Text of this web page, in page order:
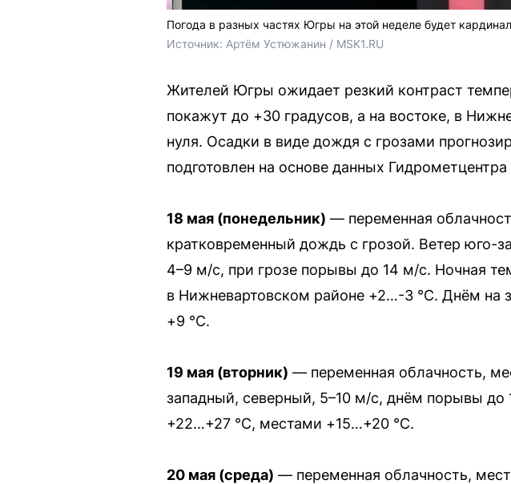
Погода в разных частях Югры на этой неделе будет
Источник: Артём Устюжанин / MSK1.RU
Жителей Югры ожидает резкий контраст
покажут до +30 градусов, а на востоке, в
нуля. Осадки в виде дождя с грозами
подготовлен на основе данных
18 мая (понедельник) — переменная
кратковременный дождь с грозой. Ветер юго-
4–9 м/с, при грозе порывы до 14 м/с. Ночная
в Нижневартовском районе +2…-3 °C. Днём на
+9 °C.
19 мая (вторник) — переменная облачность,
западный, северный, 5–10 м/с, днём порывы
+22…+27 °C, местами +15…+20 °C.
20 мая (среда) — переменная облачность,